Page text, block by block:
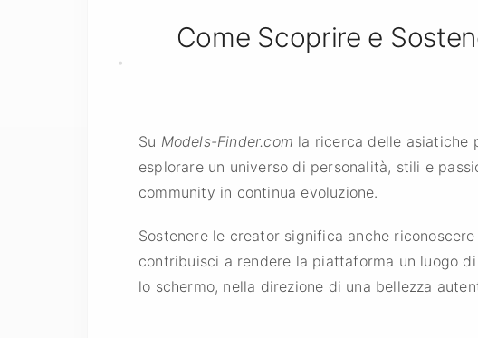
Come Scoprire e
Su Models-Finder.com la ricerca delle asiatiche
esplorare un universo di personalità, stili e
community in continua evoluzione.
Sostenere le creator significa anche
contribuisci a rendere la piattaforma un luogo
lo schermo, nella direzione di una bellezza